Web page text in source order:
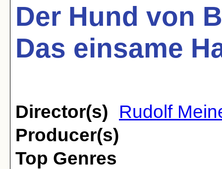
Der Hund von
Das einsame
Director(s)
Rudolf
Producer(s)
Top Genres